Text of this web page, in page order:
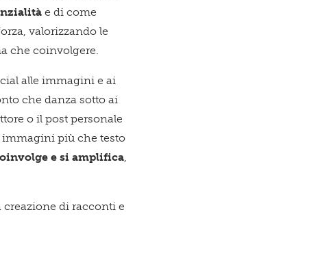
dell'Informativa sul trattamento dei dati
e di come
valorizzando le
che coinvolgere.
alle immagini e ai
che danza sotto ai
o il post personale
immagini più che testo
e si amplifica,
di racconti e